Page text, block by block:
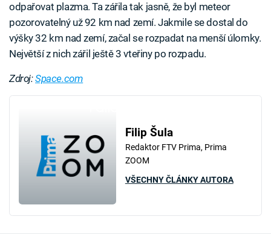
odpařovat plazma. Ta zářila tak jasně, že byl meteor
pozorovatelný už 92 km nad zemí. Jakmile se dostal do
výšky 32 km nad zemí, začal se rozpadat na menší úlomky.
Největší z nich zářil ještě 3 vteřiny po rozpadu.
Zdroj:Space.com
Filip Šula
Redaktor FTV Prima, Prima
ZOOM
VŠECHNY ČLÁNKY AUTORA